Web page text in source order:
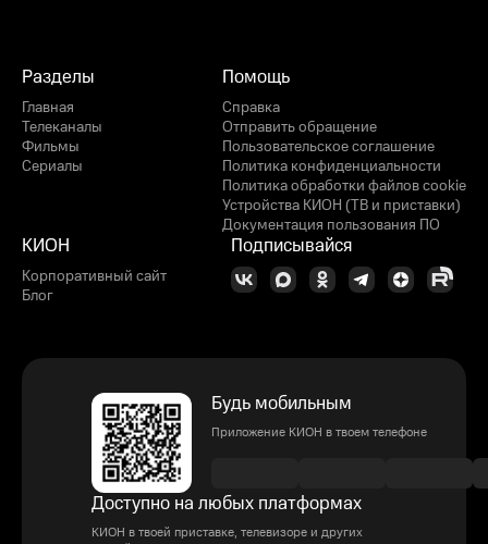
Разделы
Главная
Телеканалы
Фильмы
Сериалы
Помощь
Справка
Отправить обращение
Пользовательское соглашение
Политика конфиденциальности
Политика обработки файлов cookie
Устройства КИОН (ТВ и приставки)
Документация пользования ПО
КИОН
Корпоративный сайт
Блог
Подписывайся
Будь мобильным
Приложение КИОН в твоем телефоне
Доступно на любых платформах
КИОН в твоей приставке, телевизоре и других